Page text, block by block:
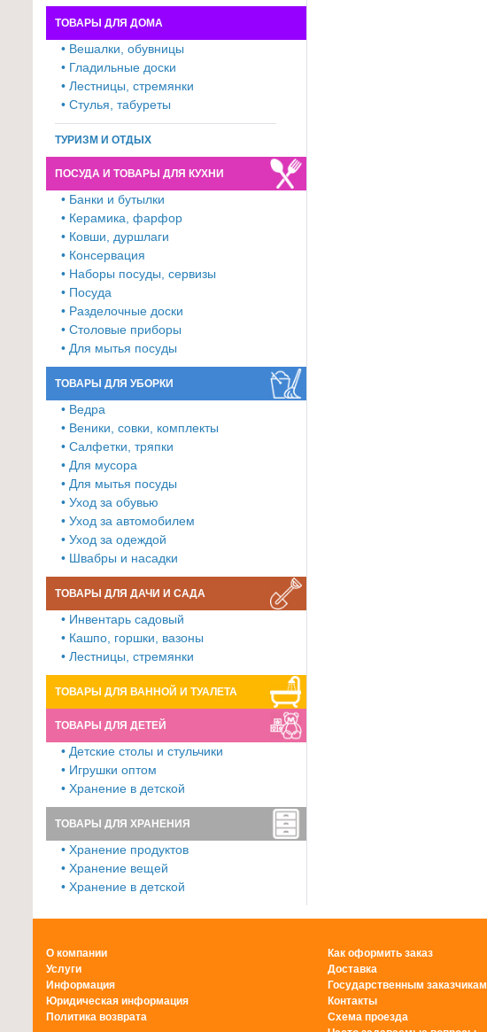
ТОВАРЫ ДЛЯ ДОМА
• Вешалки, обувницы
• Гладильные доски
• Лестницы, стремянки
• Стулья, табуреты
ТУРИЗМ И ОТДЫХ
ПОСУДА И ТОВАРЫ ДЛЯ КУХНИ
• Банки и бутылки
• Керамика, фарфор
• Ковши, дуршлаги
• Консервация
• Наборы посуды, сервизы
• Посуда
• Разделочные доски
• Столовые приборы
• Для мытья посуды
ТОВАРЫ ДЛЯ УБОРКИ
• Ведра
• Веники, совки, комплекты
• Салфетки, тряпки
• Для мусора
• Для мытья посуды
• Уход за обувью
• Уход за автомобилем
• Уход за одеждой
• Швабры и насадки
ТОВАРЫ ДЛЯ ДАЧИ И САДА
• Инвентарь садовый
• Кашпо, горшки, вазоны
• Лестницы, стремянки
ТОВАРЫ ДЛЯ ВАННОЙ И ТУАЛЕТА
ТОВАРЫ ДЛЯ ДЕТЕЙ
• Детские столы и стульчики
• Игрушки оптом
• Хранение в детской
ТОВАРЫ ДЛЯ ХРАНЕНИЯ
• Хранение продуктов
• Хранение вещей
• Хранение в детской
О компании
Услуги
Информация
Юридическая информация
Политика возврата
Как оформить заказ
Доставка
Государственным заказчикам
Контакты
Схема проезда
уборки
Товары
Товары
ванной
туалета
Товары
для
Товары
хранения